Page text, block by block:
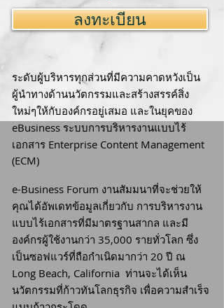
ลงทะเบียน
ระดับผู้บริหารทุกส่วนที่มีความคาดหวังเป็น
ผู้นำทางด้านนวัตกรรมและสร้างสรรค์สิ่ง
ใหม่ๆให้กับองค์กรอยู่เสมอ และในยุคของ
eBusiness ระบบการบริหารงานแบบไร้
เอกสาร Enterprise Content Management
(ECM)
e-Business Forum งานสัมมนาที่จะช่วยให้
คุณได้อัพเดทข้อมูลเกี่ยวกับ การบริหารงาน
แบบไร้เอกสารที่มีมาตรฐานสากล และมี
องค์กรผู้ใช้งานกว่า 35,000 รายทั่วโลก ซึ่ง
เป็นซอฟแวร์ที่ถือกำเนิดมากว่า 20 ปี ณ
Long Beach, California ท่านจะได้เห็น
นวัตกรรมที่ก้าวทันโลกธุรกิจ เพื่อความสำเร็จ